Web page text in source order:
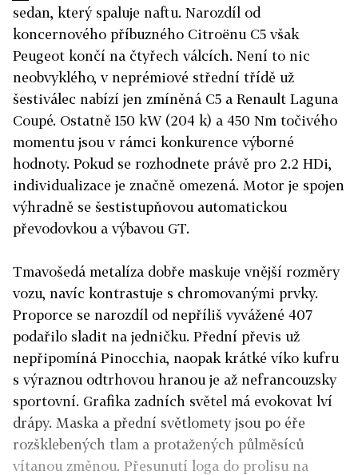
sedan, který spaluje naftu. Narozdíl od
koncernového příbuzného Citroënu C5 však
Peugeot končí na čtyřech válcích. Není to nic
neobvyklého, v neprémiové střední třídě už
šestiválec nabízí jen zmíněná C5 a Renault Laguna
Coupé. Ostatně 150 kW (204 k) a 450 Nm točivého
momentu jsou v rámci konkurence výborné
hodnoty. Pokud se rozhodnete právě pro 2.2 HDi,
individualizace je značně omezená. Motor je spojen
výhradně se šestistupňovou automatickou
převodovkou a výbavou GT.
Tmavošedá metalíza dobře maskuje vnější rozměry
vozu, navíc kontrastuje s chromovanými prvky.
Proporce se narozdíl od nepříliš vyvážené 407
podařilo sladit na jedničku. Přední převis už
nepřipomíná Pinocchia, naopak krátké víko kufru
s výraznou odtrhovou hranou je až nefrancouzsky
sportovní. Grafika zadních světel má evokovat lví
drápy. Maska a přední světlomety jsou po éře
rozšklebených tlam a protažených půlměsíců
vítanou změnou. Přesunutí loga do prolisu na